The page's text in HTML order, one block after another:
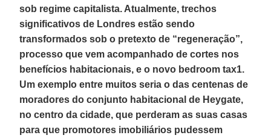
sob regime capitalista. Atualmente, trechos
significativos de Londres estão sendo
transformados sob o pretexto de “regeneração”,
processo que vem acompanhado de cortes nos
benefícios habitacionais, e o novo bedroom tax1.
Um exemplo entre muitos seria o das centenas de
moradores do conjunto habitacional de Heygate,
no centro da cidade, que perderam as suas casas
para que promotores imobiliários pudessem